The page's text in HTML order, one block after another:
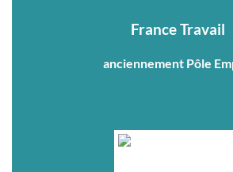
France Travail
anciennement Pôle